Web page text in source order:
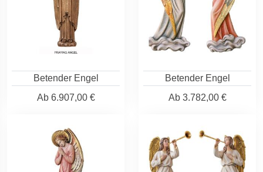
Betender Engel
Ab6.907,00 €
Betender Engel
Ab3.782,00 €